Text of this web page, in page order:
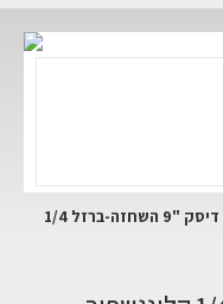
דיסק "9 השחזה-ברזל 1/4